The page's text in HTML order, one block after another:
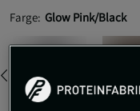
Farge: Glow Pink/Black